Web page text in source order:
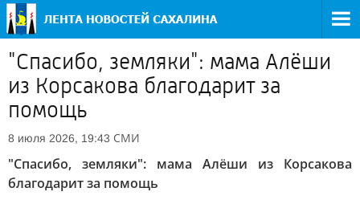
"Спасибо, земляки": мама Алёши
из Корсакова благодарит за
помощь
8 июля 2026, 19:43 СМИ
"Спасибо, земляки": мама Алёши из Корсакова
благодарит за помощь